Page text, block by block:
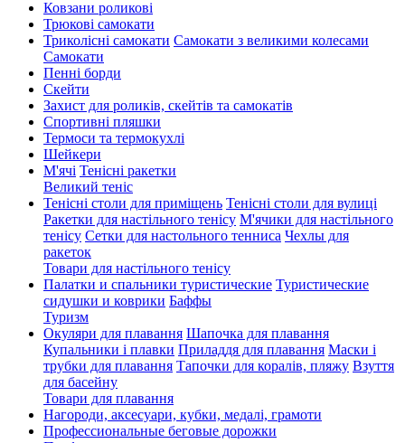
Ковзани роликові
Трюкові самокати
Триколісні самокати Самокати з великими колесами
Cамокати
Пенні борди
Скейти
Захист для роликів, скейтів та самокатів
Спортивні пляшки
Термоси та термокухлі
Шейкери
М'ячі Тенісні ракетки
Великий теніс
Тенісні столи для приміщень Тенісні столи для вулиці
Ракетки для настільного тенісу М'ячики для настільного
тенісу Сетки для настольного тенниса Чехлы для
ракеток
Товари для настільного тенісу
Палатки и спальники туристические Туристические
сидушки и коврики Баффы
Туризм
Окуляри для плавання Шапочка для плавання
Купальники і плавки Приладдя для плавання Маски і
трубки для плавання Тапочки для коралів, пляжу Взуття
для басейну
Товари для плавання
Нагороди, аксесуари, кубки, медалі, грамоти
Профессиональные беговые дорожки